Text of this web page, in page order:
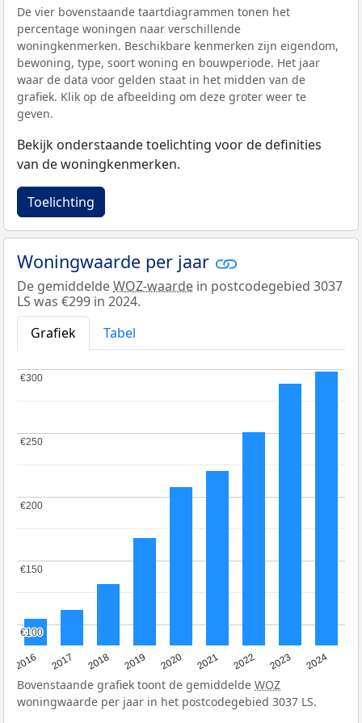
De vier bovenstaande taartdiagrammen tonen het
percentage woningen naar verschillende
woningkenmerken. Beschikbare kenmerken zijn eigendom,
bewoning, type, soort woning en bouwperiode. Het jaar
waar de data voor gelden staat in het midden van de
grafiek. Klik op de afbeelding om deze groter weer te
geven.
Bekijk onderstaande toelichting voor de definities
van de woningkenmerken.
Toelichting
Woningwaarde per jaar
De gemiddeldeWOZ-waarde in postcodegebied 3037
LS was €299 in 2024.
Grafiek
Tabel
2016 2017 2018 2019 2020 2021 2022 2023 2024
€100
€100
€150
€150
€200
€200
€250
€250
€300
€300
Bovenstaande grafiek toont de gemiddelde WOZ
woningwaarde per jaar in het postcodegebied 3037 LS.